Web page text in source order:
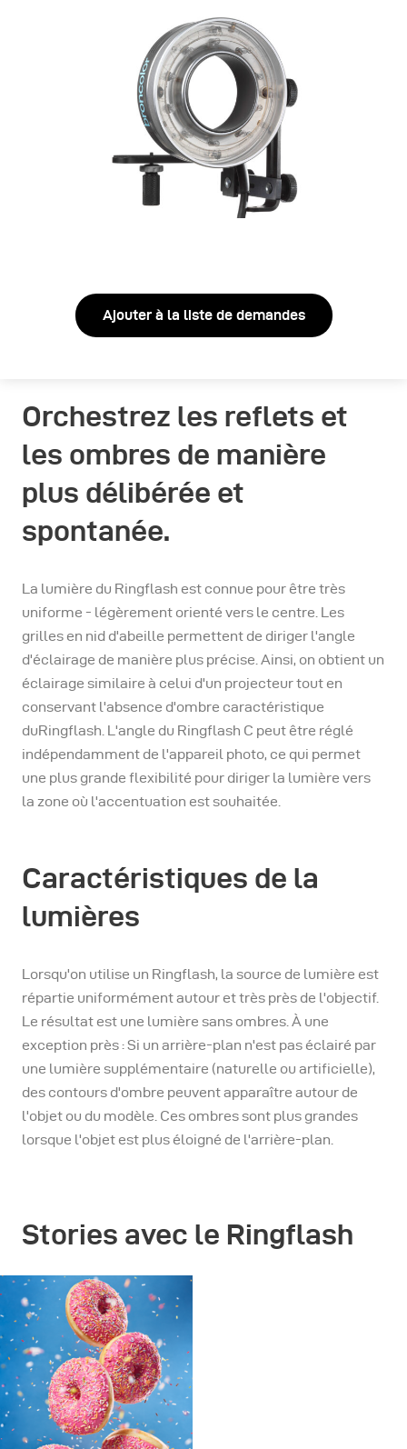
Ajouter à la liste de demandes
Orchestrez les reflets et
les ombres de manière
plus délibérée et
spontanée.
La lumière du Ringflash est connue pour être très
uniforme - légèrement orienté vers le centre. Les
grilles en nid d'abeille permettent de diriger l'angle
d'éclairage de manière plus précise. Ainsi, on obtient un
éclairage similaire à celui d'un projecteur tout en
conservant l'absence d'ombre caractéristique
duRingflash. L'angle du Ringflash C peut être réglé
indépendamment de l'appareil photo, ce qui permet
une plus grande flexibilité pour diriger la lumière vers
la zone où l'accentuation est souhaitée.
Caractéristiques de la
lumières
Lorsqu'on utilise un Ringflash, la source de lumière est
répartie uniformément autour et très près de l'objectif.
Le résultat est une lumière sans ombres. À une
exception près : Si un arrière-plan n'est pas éclairé par
une lumière supplémentaire (naturelle ou artificielle),
des contours d'ombre peuvent apparaître autour de
l'objet ou du modèle. Ces ombres sont plus grandes
lorsque l'objet est plus éloigné de l'arrière-plan.
Stories avec le Ringflash